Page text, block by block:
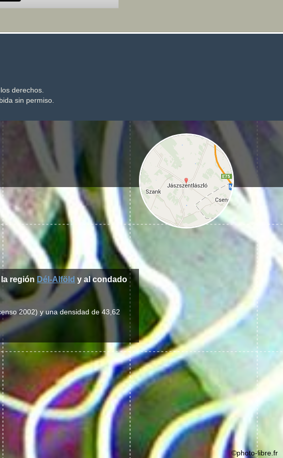
derechos.
sin permiso.
región Dél-Alföld y al condado
2002) y una densidad de 43,62
©photo-libre.fr